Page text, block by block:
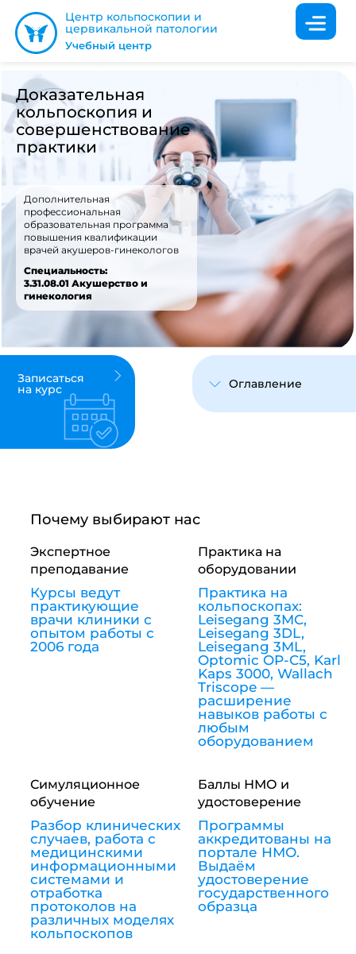
Центр кольпоскопии и
цервикальной патологии
Учебный центр
Доказательная
кольпоскопия и
совершенствование
практики
Дополнительная
профессиональная
образовательная программа
повышения квалификации
врачей акушеров-гинекологов
Cпециальность:
3.31.08.01 Акушерство и
гинекология
Записаться
на курс Оглавление
Почему выбирают нас
Экспертное
преподавание
Курсы ведут
практикующие
врачи клиники с
опытом работы с
2006 года
Практика на
оборудовании
Практика на
кольпоскопах:
Leisegang 3MC,
Leisegang 3DL,
Leisegang 3ML,
Optomic OP-C5, Karl
Kaps 3000, Wallach
Triscope —
расширение
навыков работы с
любым
оборудованием
Симуляционное
обучение
Разбор клинических
случаев, работа с
медицинскими
информационными
системами и
отработка
протоколов на
различных моделях
кольпоскопов
Баллы НМО и
удостоверение
Программы
аккредитованы на
портале НМО.
Выдаём
удостоверение
государственного
образца